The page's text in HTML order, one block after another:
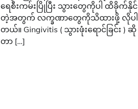
ရေစီးကမ်းပြိုပြီး သွားတွေကိုပါ ထိခိုက်နိုင်
တဲ့အတွက် လက္ခဏာတွေကိုသိထားဖို့ လိုပါ
တယ်။ Gingivitis ( သွားဖုံးရောင်ခြင်း ) ဆို
တာ […]